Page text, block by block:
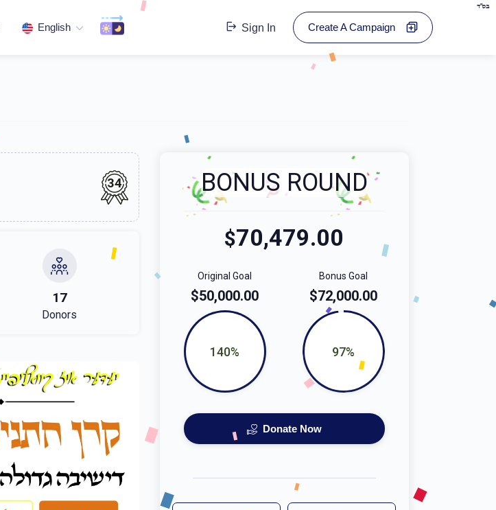
בס"ד
English Sign In Create A Campaign
34
17
Donors
BONUS ROUND
$70,479.00
Bonus Goal
$72,000.00
97%
Original Goal
$50,000.00
140%
Donate Now